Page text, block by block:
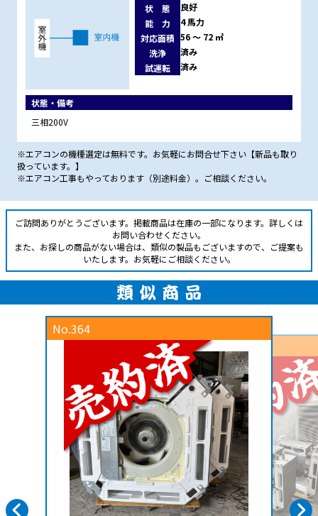
状 態
良好
能 力
4 馬力
対応面積 56 ～ 72 ㎡
洗浄
済み
試運転
済み
状態・備考
三相200V
※エアコンの機種選定は無料です。お気軽にお問合せ下さい【新品も取り
扱っています。】
※エアコン工事もやっております（別途料金）。ご相談ください。
ご訪問ありがとうございます。掲載商品は在庫の一部になります。詳しくは
お問い合わせください。
また、お探しの商品がない場合は、類似の製品もございますので、ご提案も
いたします。お気軽にご相談ください。
No.364
No.277